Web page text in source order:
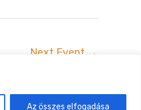
Az összes elfogadása
Next Event →